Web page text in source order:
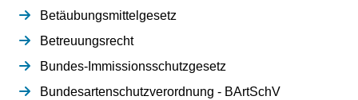
Betäubungsmittelgesetz
Betreuungsrecht
Bundes-Immissionsschutzgesetz
Bundesartenschutzverordnung - BArtSchV